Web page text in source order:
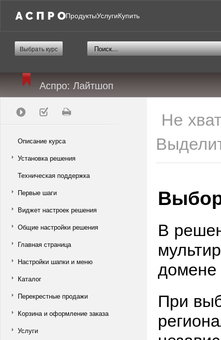
ПродуктыУслугиКупить
Выбрать курс
Аспро: Лайтшоп
Описание курса
Установка решения
Техническая поддержка
Первые шаги
Виджет настроек решения
Общие настройки решения
Главная страница
Настройки шапки и меню
Каталог
Перекрестные продажи
Корзина и оформление заказа
Услуги
Не
В
При